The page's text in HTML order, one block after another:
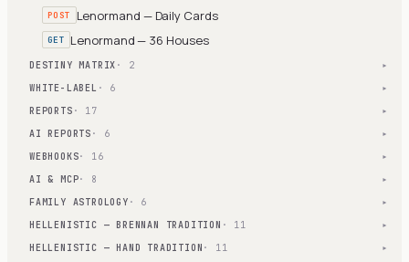
POST Lenormand — Daily Cards
GET Lenormand — 36 Houses
DESTINY MATRIX · 2 ▾
WHITE-LABEL · 6 ▾
REPORTS · 17 ▾
AI REPORTS · 6 ▾
WEBHOOKS· 16 ▾
AI & MCP· 8 ▾
FAMILY ASTROLOGY · 6 ▾
HELLENISTIC — BRENNAN TRADITION · 11 ▾
HELLENISTIC — HAND TRADITION · 11 ▾